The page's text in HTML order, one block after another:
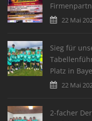
22 Mai
Sieg für
Platz in
22 Mai
2-facher